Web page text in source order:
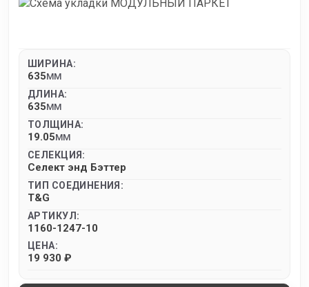
ШИРИНА:
635MM
ДЛИНА:
635MM
ТОЛЩИНА:
19.05MM
СЕЛЕКЦИЯ:
Селект энд Бэттер
ТИП СОЕДИНЕНИЯ:
T&G
АРТИКУЛ:
1160-1247-10
ЦЕНА:
19 930 ₽